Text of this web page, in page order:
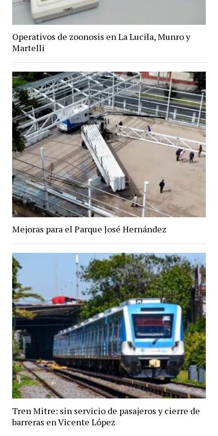
Operativos de zoonosis en La Lucila, Munro y
Martelli
Mejoras para el Parque José Hernández
Tren Mitre: sin servicio de pasajeros y cierre de
barreras en Vicente López